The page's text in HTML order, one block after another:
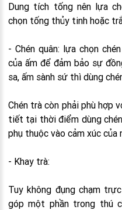
Dung tích tống nên lựa
chọn tống thủy tinh hoặc
- Chén quân: lựa chọn
của ấm để đảm bảo sự
sa, ấm sành sứ thì dùng
Chén trà còn phải phù hợp
tiết tại thời điểm dùng
phụ thuộc vào cảm xúc
- Khay trà:
Tuy không đụng chạm
góp một phần trong thú